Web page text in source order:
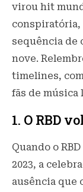
virou hit
conspiratória,
sequência de
nove.
timelines,
fãs de música
1. O RBD
Quando o
2023, a
ausência que